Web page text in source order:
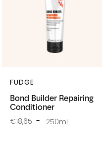
Bond Builder Repairing
Conditioner
FUDGE
€18,65 250ml